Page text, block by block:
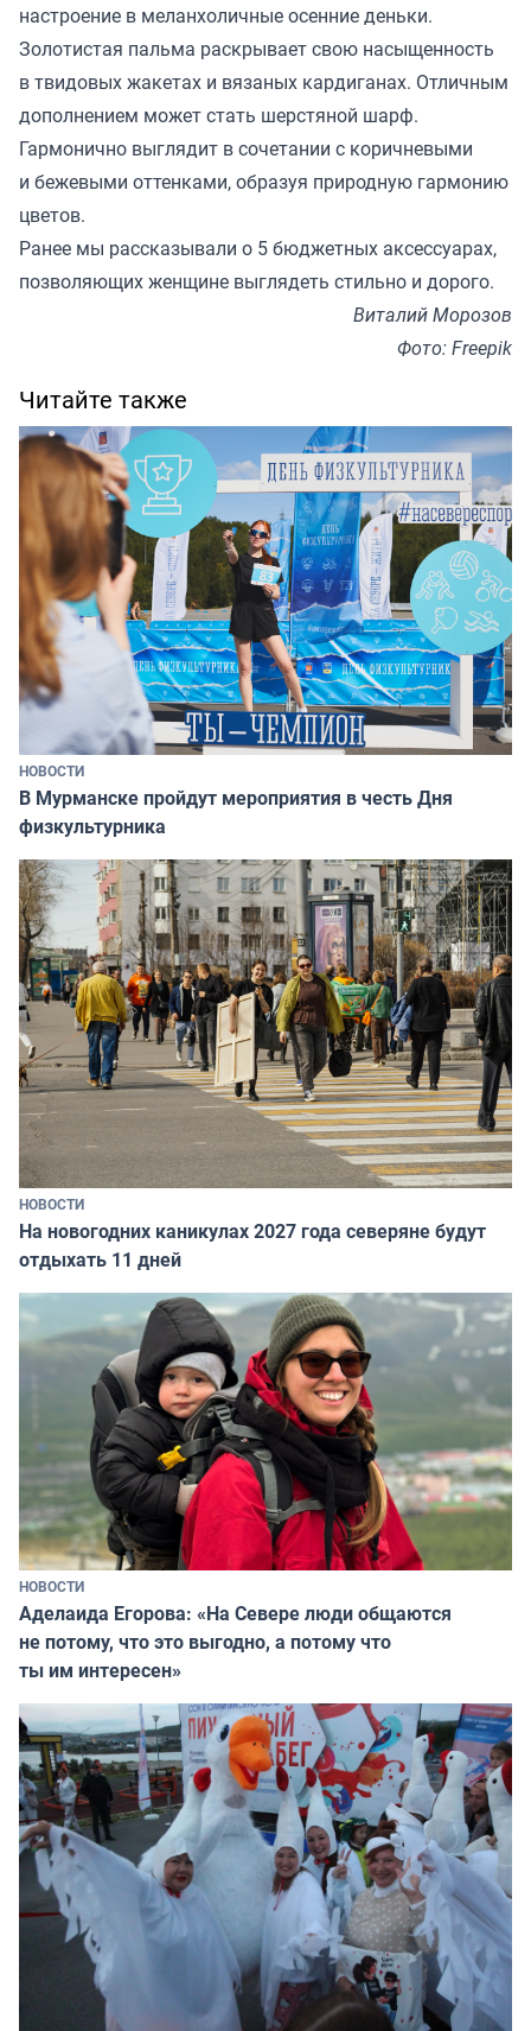
настроение в меланхоличные осенние деньки.
Золотистая пальма раскрывает свою насыщенность
в твидовых жакетах и вязаных кардиганах. Отличным
дополнением может стать шерстяной шарф.
Гармонично выглядит в сочетании с коричневыми
и бежевыми оттенками, образуя природную гармонию
цветов.
Ранее мы рассказывали о 5 бюджетных аксессуарах,
позволяющих женщине выглядеть стильно и дорого.
Виталий Морозов
Фото: Freepik
Читайте также
НОВОСТИ
В Мурманске пройдут мероприятия в честь Дня
физкультурника
НОВОСТИ
На новогодних каникулах 2027 года северяне будут
отдыхать 11 дней
НОВОСТИ
Аделаида Егорова: «На Севере люди общаются
не потому, что это выгодно, а потому что
ты им интересен»